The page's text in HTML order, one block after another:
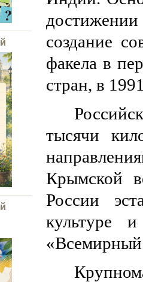
создание
факела в
стран, в
тысячи
Крымской
России
культуре